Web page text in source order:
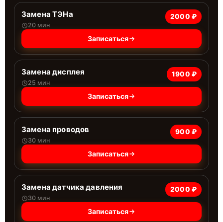
Замена ТЭНа
20 мин
2000 ₽
Записаться
Замена дисплея
25 мин
1900 ₽
Записаться
Замена проводов
30 мин
900 ₽
Записаться
Замена датчика давления
30 мин
2000 ₽
Записаться